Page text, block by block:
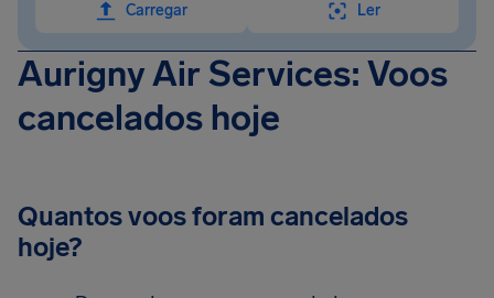
Carregar
Ler
Aurigny Air Services: Voos
cancelados hoje
Quantos voos foram cancelados
hoje?